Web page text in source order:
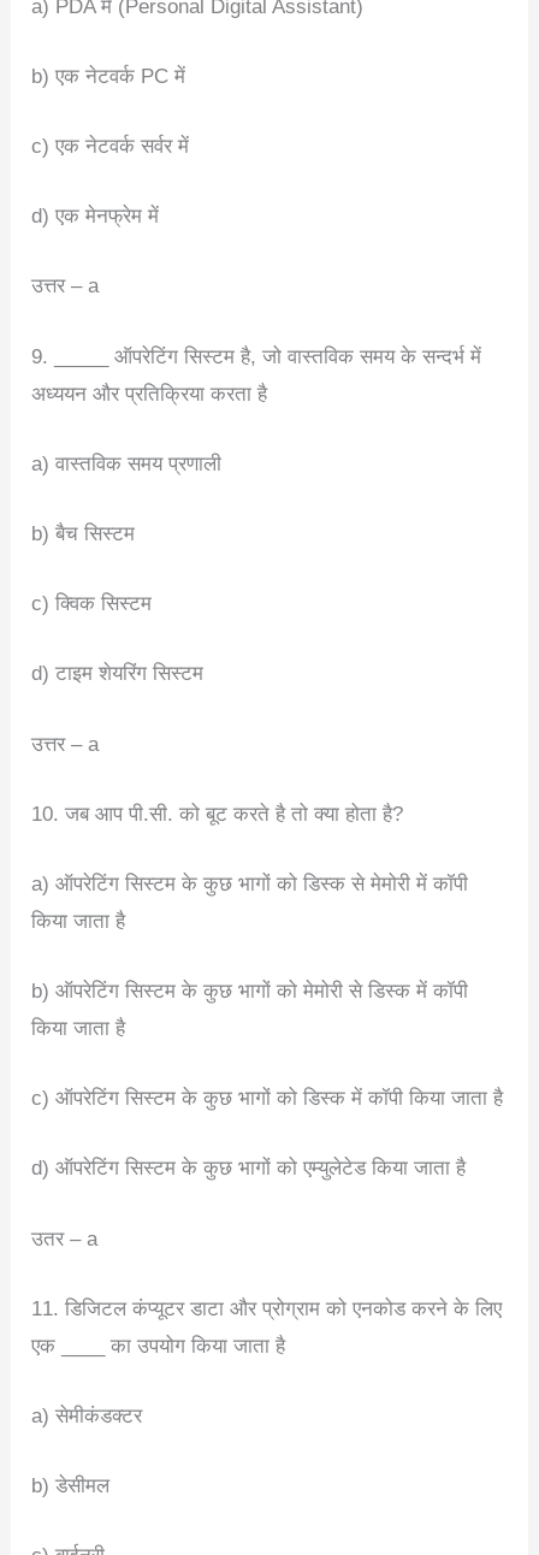
a) PDA में (Personal Digital Assistant)
b) एक नेटवर्क PC में
c) एक नेटवर्क सर्वर में
d) एक मेनफ्रेम में
उत्तर – a
9. _____ ऑपरेटिंग सिस्टम है, जो वास्तविक समय के सन्दर्भ में
अध्ययन और प्रतिक्रिया करता है
a) वास्तविक समय प्रणाली
b) बैच सिस्टम
c) क्विक सिस्टम
d) टाइम शेयरिंग सिस्टम
उत्तर – a
10. जब आप पी.सी. को बूट करते है तो क्या होता है?
a) ऑपरेटिंग सिस्टम के कुछ भागों को डिस्क से मेमोरी में कॉपी
किया जाता है
b) ऑपरेटिंग सिस्टम के कुछ भागों को मेमोरी से डिस्क में कॉपी
किया जाता है
c) ऑपरेटिंग सिस्टम के कुछ भागों को डिस्क में कॉपी किया जाता है
d) ऑपरेटिंग सिस्टम के कुछ भागों को एम्युलेटेड किया जाता है
उतर – a
11. डिजिटल कंप्यूटर डाटा और प्रोग्राम को एनकोड करने के लिए
एक ____ का उपयोग किया जाता है
a) सेमीकंडक्टर
b) डेसीमल